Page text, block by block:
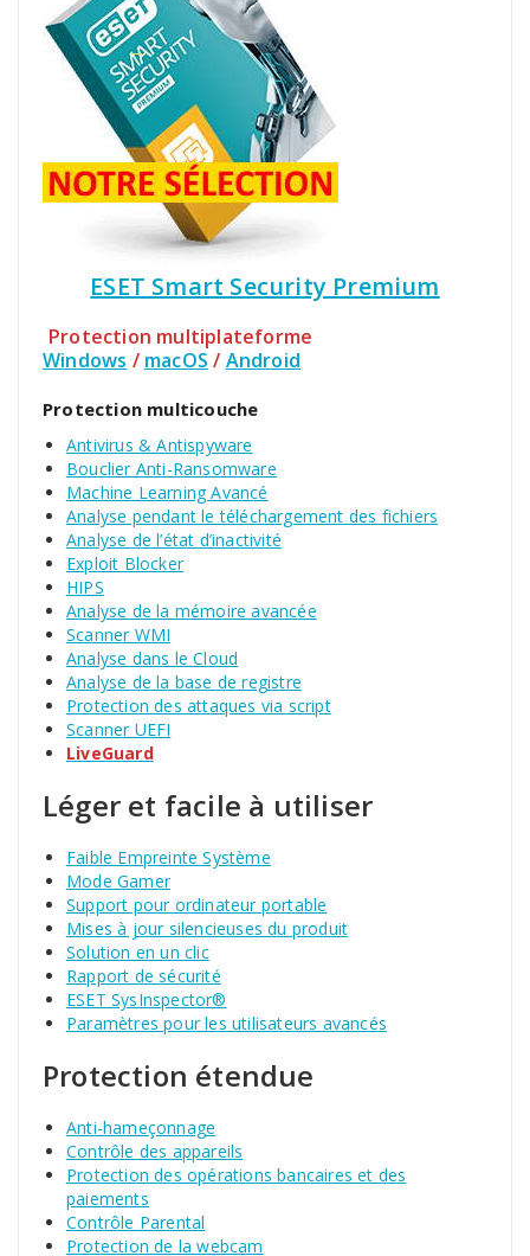
ESET Smart Security Premium
Protection multiplateforme
Windows / macOS / Android
Protection multicouche
Antivirus & Antispyware
Bouclier Anti-Ransomware
Machine Learning Avancé
Analyse pendant le téléchargement des fichiers
Analyse de l’état d’inactivité
Exploit Blocker
HIPS
Analyse de la mémoire avancée
Scanner WMI
Analyse dans le Cloud
Analyse de la base de registre
Protection des attaques via script
Scanner UEFI
LiveGuard
Léger et facile à utiliser
Faible Empreinte Système
Mode Gamer
Support pour ordinateur portable
Mises à jour silencieuses du produit
Solution en un clic
Rapport de sécurité
ESET SysInspector®
Paramètres pour les utilisateurs avancés
Protection étendue
Anti-hameçonnage
Contrôle des appareils
Protection des opérations bancaires et des
paiements
Contrôle Parental
Protection de la webcam